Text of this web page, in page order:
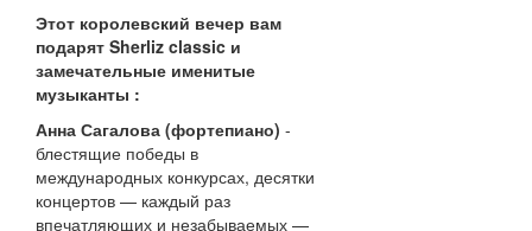
Этот королевский вечер вам
подарят Sherliz classic и
замечательные именитые
музыканты :
Анна Сагалова (фортепиано) -
блестящие победы в
международных конкурсах, десятки
концертов — каждый раз
впечатляющих и незабываемых —